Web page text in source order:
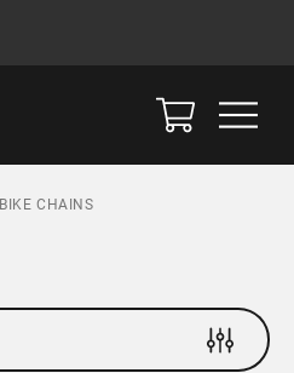
BIKE CHAINS